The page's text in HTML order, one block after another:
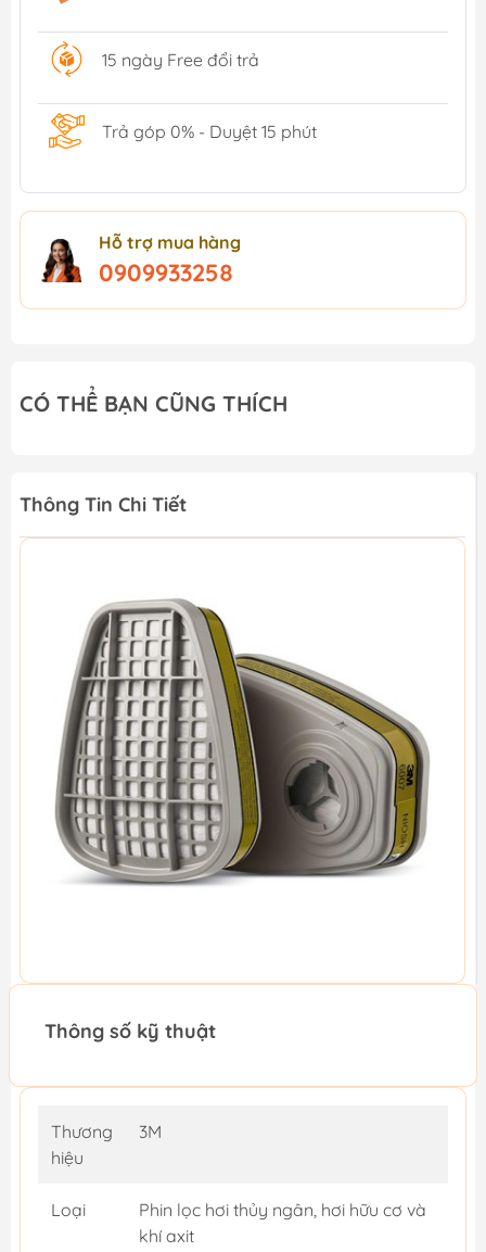
15 ngày Free đổi trả
Trả góp 0% - Duyệt 15 phút
Hỗ trợ mua hàng
0909933258
CÓ THỂ BẠN CŨNG THÍCH
Thông Tin Chi Tiết
Thông số kỹ thuật
Thương
hiệu
3M
Loại
Phin lọc hơi thủy ngân, hơi hữu cơ và
khí axit